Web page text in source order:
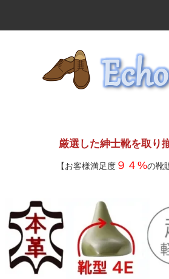
厳選した紳士靴を取り
【お客様満足度 ９４%の靴